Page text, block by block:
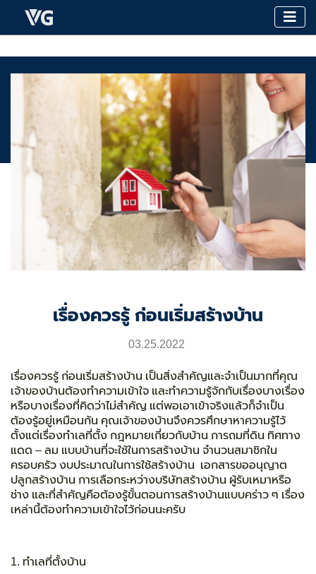
เรื่องควรรู้ ก่อนเริ่มสร้างบ้าน
03.25.2022
เรื่องควรรู้ ก่อนเริ่มสร้างบ้าน เป็นสิ่งสำคัญและจำเป็นมากที่คุณ
เจ้าของบ้านต้องทำความเข้าใจ และทำความรู้จักกับเรื่องบางเรื่อง
หรือบางเรื่องที่คิดว่าไม่สำคัญ แต่พอเอาเข้าจริงแล้วก็จำเป็น
ต้องรู้อยู่เหมือนกัน คุณเจ้าของบ้านจึงควรศึกษาหาความรู้ไว้
ตั้งแต่เรื่องทำเลที่ตั้ง กฎหมายเกี่ยวกับบ้าน การถมที่ดิน ทิศทาง
แดด – ลม แบบบ้านที่จะใช้ในการสร้างบ้าน จำนวนสมาชิกใน
ครอบครัว งบประมาณในการใช้สร้างบ้าน เอกสารขออนุญาต
ปลูกสร้างบ้าน การเลือกระหว่างบริษัทสร้างบ้าน ผู้รับเหมาหรือ
ช่าง และที่สำคัญคือต้องรู้ขั้นตอนการสร้างบ้านแบบคร่าว ๆ เรื่อง
เหล่านี้ต้องทำความเข้าใจไว้ก่อนนะครับ
1. ทำเลที่ตั้งบ้าน